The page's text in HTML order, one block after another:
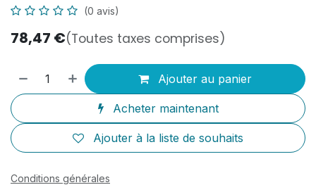
(0 avis)
78,47 €(Toutes taxes comprises)
Ajouter au panier
Acheter maintenant
Ajouter à la liste de souhaits
Conditions générales